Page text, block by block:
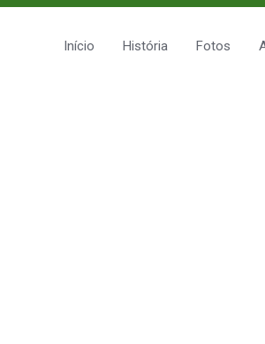
Início História Fotos